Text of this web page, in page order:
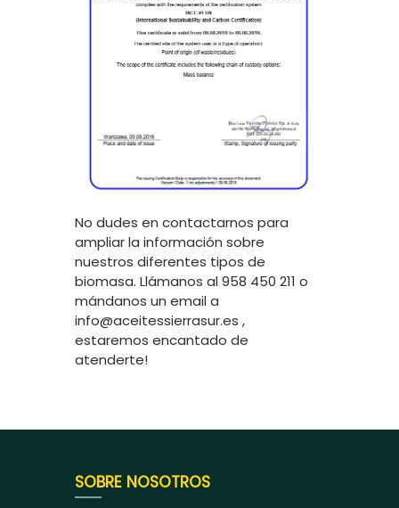
No dudes en contactarnos para
ampliar la información sobre
nuestros diferentes tipos de
biomasa. Llámanos al 958 450 211 o
mándanos un email a
info@aceitessierrasur.es ,
estaremos encantado de
atenderte!
SOBRE NOSOTROS